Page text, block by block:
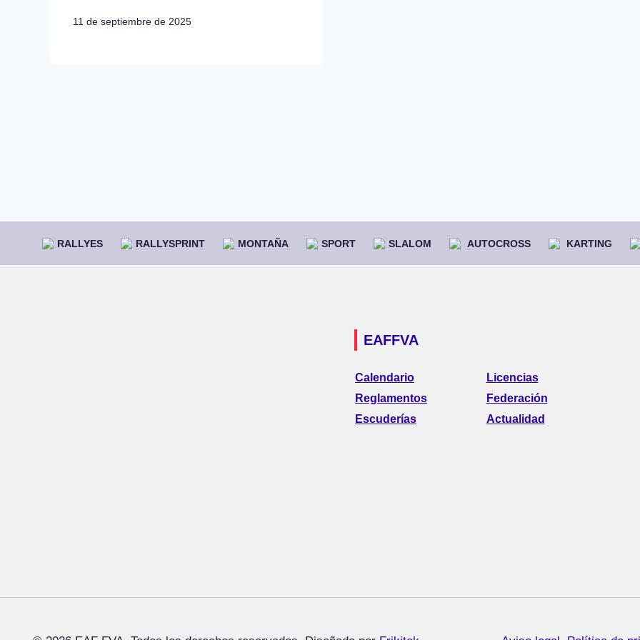
11 de septiembre de 2025
RALLYES RALLYSPRINT MONTAÑA SPORT SLALOM AUTOCROSS KARTING
EAFFVA
Calendario
Reglamentos
Escuderías
Licencias
Federación
Actualidad